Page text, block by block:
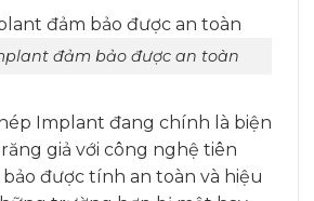
đảm bảo được an toàn
Implant đang chính là biện
giả với công nghệ tiên
được tính an toàn và hiệu